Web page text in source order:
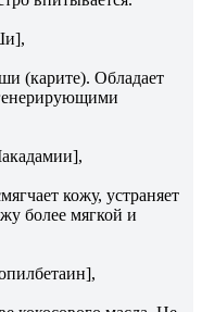
(карите). Обладает
кожу, устраняет
более мягкой и